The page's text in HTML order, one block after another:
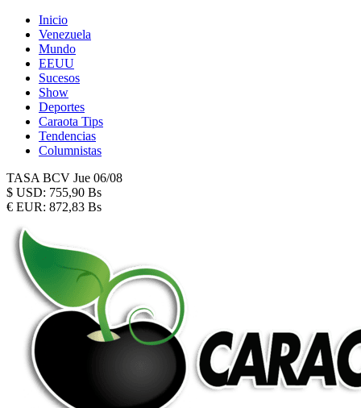
Inicio
Venezuela
Mundo
EEUU
Sucesos
Show
Deportes
Caraota Tips
Tendencias
Columnistas
TASA BCV Jue 06/08
$ USD: 755,90 Bs
€ EUR: 872,83 Bs